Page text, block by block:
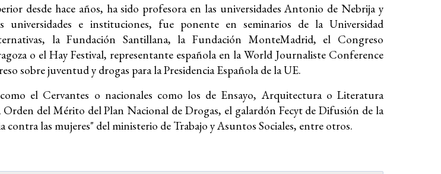
desde hace años, ha sido profesora en las universidades Antonio de Nebrija y
e instituciones, fue ponente en seminarios de la Universidad
la Fundación Santillana, la Fundación MonteMadrid, el Congreso
o el Hay Festival, representante española en la World Journaliste Conference
sobre juventud y drogas para la Presidencia Española de la UE.
el Cervantes o nacionales como los de Ensayo, Arquitectura o Literatura
del Mérito del Plan Nacional de Drogas, el galardón Fecyt de Difusión de la
las mujeres" del ministerio de Trabajo y Asuntos Sociales, entre otros.